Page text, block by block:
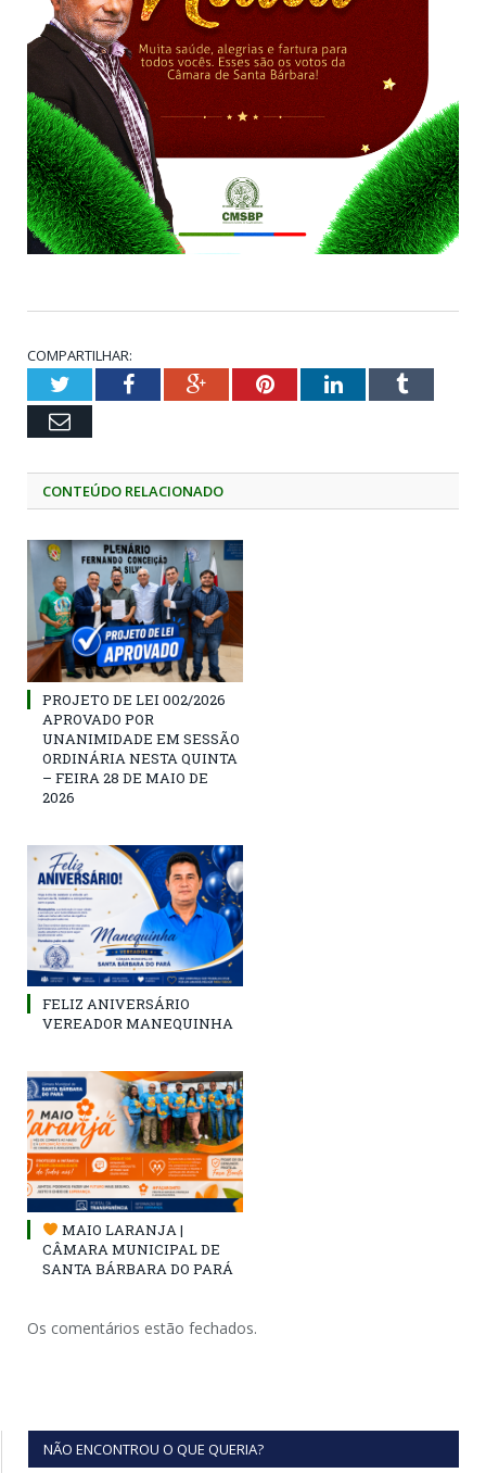
COMPARTILHAR:
TwitterFacebookGoogle+PinterestLinkedInTumblr
Email
CONTEÚDO RELACIONADO
PROJETO DE LEI 002/2026
APROVADO POR
UNANIMIDADE EM SESSÃO
ORDINÁRIA NESTA QUINTA
– FEIRA 28 DE MAIO DE
2026
FELIZ ANIVERSÁRIO
VEREADOR MANEQUINHA
MAIO LARANJA |
CÂMARA MUNICIPAL DE
SANTA BÁRBARA DO PARÁ
Os comentários estão fechados.
NÃO ENCONTROU O QUE QUERIA?